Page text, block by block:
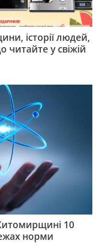
історії людей,
читайте у свіжій
10
норми